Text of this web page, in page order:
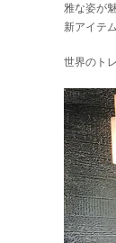
雅な姿が
新アイテ
世界のト